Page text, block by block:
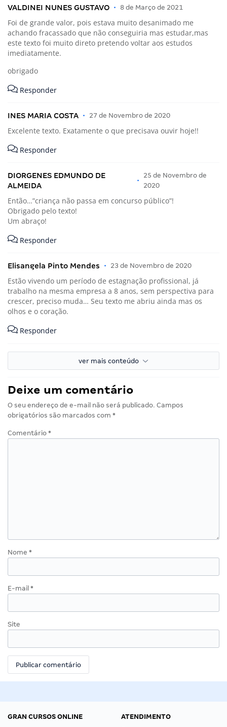
VALDINEI NUNES GUSTAVO • 8 de Março de 2021
Foi de grande valor, pois estava muito desanimado me
achando fracassado que não conseguiria mas estudar,mas
este texto foi muito direto pretendo voltar aos estudos
imediatamente.
obrigado
Responder
INES MARIA COSTA • 27 de Novembro de 2020
Excelente texto. Exatamente o que precisava ouvir hoje!!
Responder
DIORGENES EDMUNDO DE
ALMEIDA
•
25 de Novembro de
2020
Então…”criança não passa em concurso público”!
Obrigado pelo texto!
Um abraço!
Responder
Elisangela Pinto Mendes • 23 de Novembro de 2020
Estão vivendo um período de estagnação profissional, já
trabalho na mesma empresa a 8 anos, sem perspectiva para
crescer, preciso muda… Seu texto me abriu ainda mas os
olhos e o coração.
Responder
ver mais conteúdo
Deixe um comentário
O seu endereço de e-mail não será publicado. Campos
obrigatórios são marcados com *
Comentário *
Nome *
E-mail *
Site
GRAN CURSOS ONLINE
ATENDIMENTO